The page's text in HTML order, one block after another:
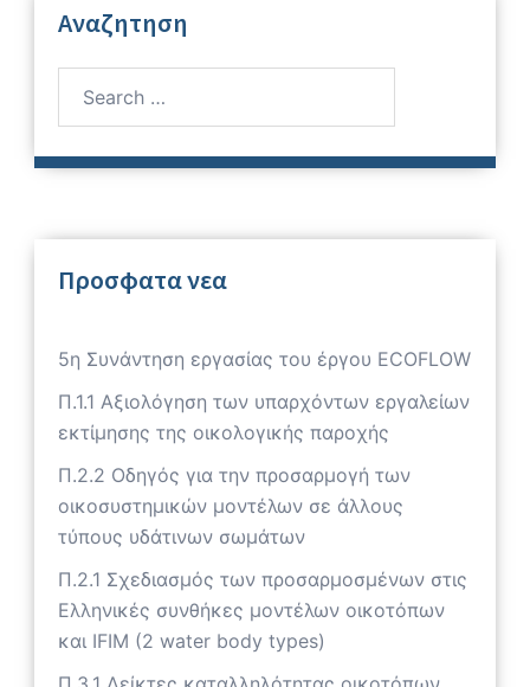
Αναζητηση
Προσφατα νεα
5η Συνάντηση εργασίας του έργου ECOFLOW
Π.1.1 Αξιολόγηση των υπαρχόντων εργαλείων
εκτίμησης της οικολογικής παροχής
Π.2.2 Οδηγός για την προσαρμογή των
οικοσυστημικών μοντέλων σε άλλους
τύπους υδάτινων σωμάτων
Π.2.1 Σχεδιασμός των προσαρμοσμένων στις
Ελληνικές συνθήκες μοντέλων οικοτόπων
και IFIM (2 water body types)